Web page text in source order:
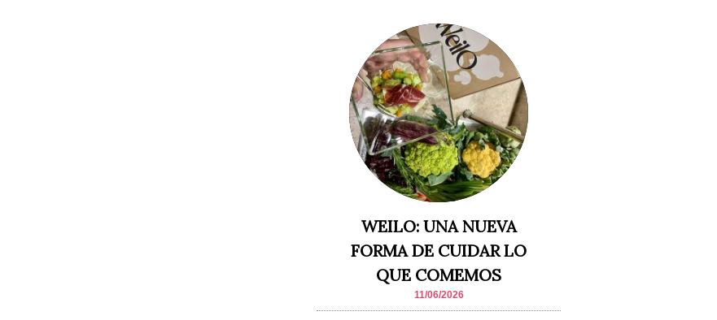
WEILO: UNA NUEVA
FORMA DE CUIDAR LO
QUE COMEMOS
11/06/2026